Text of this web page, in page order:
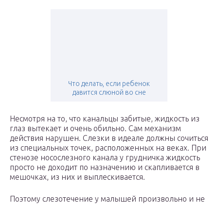
Что делать, если ребенок
давится слюной во сне
Несмотря на то, что канальцы забитые, жидкость из
глаз вытекает и очень обильно. Сам механизм
действия нарушен. Слезки в идеале должны сочиться
из специальных точек, расположенных на веках. При
стенозе носослезного канала у грудничка жидкость
просто не доходит по назначению и скапливается в
мешочках, из них и выплескивается.
Поэтому слезотечение у малышей произвольно и не